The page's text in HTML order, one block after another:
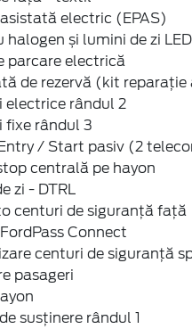
electric (EPAS)
halogen și lumini de zi
parcare electrică
de rezervă (kit reparație
electrice rândul 2
fixe rândul 3
/ Start pasiv (2
centrală pe hayon
zi - DTRL
centuri de siguranță față
Connect
centuri de siguranță
pasageri
susținere rândul 1